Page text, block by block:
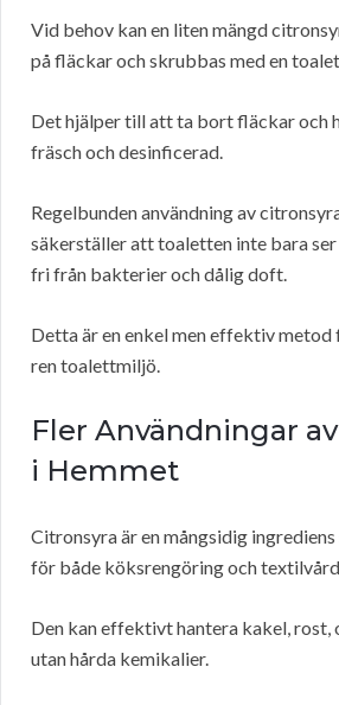
Vid behov kan en liten mängd
på fläckar och skrubbas med en
Det hjälper till att ta bort fläckar och
fräsch och desinficerad.
Regelbunden användning av
säkerställer att toaletten inte bara ser
fri från bakterier och dålig doft.
Detta är en enkel men effektiv
ren toalettmiljö.
Fler Användningar
i Hemmet
Citronsyra är en mångsidig ingrediens
för både köksrengöring och
Den kan effektivt hantera kakel, rost,
utan hårda kemikalier.